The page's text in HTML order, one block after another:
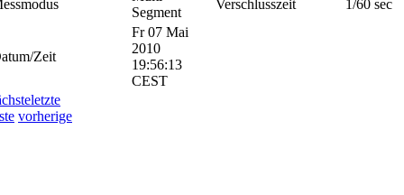
Segment
Verschlusszeit 1/60 sec
Zeit
Fr 07 Mai
2010
19:56:13
CEST
letzte
vorherige